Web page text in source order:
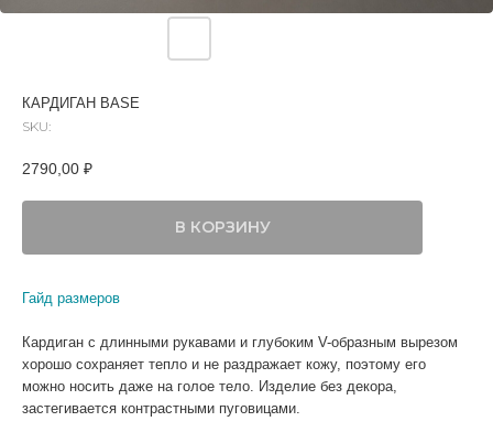
КАРДИГАН BASE
SKU:
2790,00 ₽
В КОРЗИНУ
Гайд размеров
Кардиган с длинными рукавами и глубоким V-образным вырезом
хорошо сохраняет тепло и не раздражает кожу, поэтому его
можно носить даже на голое тело. Изделие без декора,
застегивается контрастными пуговицами.